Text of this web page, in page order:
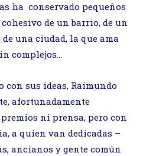
ha conservado pequeños
de un barrio, de un
una ciudad, la que ama
complejos…
con sus ideas, Raimundo
afortunadamente
ni prensa, pero con
a quien van dedicadas –
ancianos y gente común